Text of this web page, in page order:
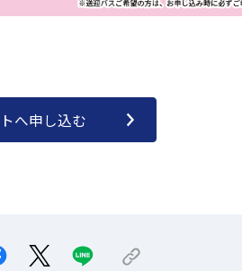
へ申し込む